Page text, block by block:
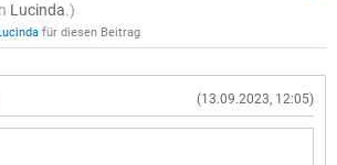
Lucinda.)
für diesen Beitrag
(13.09.2023, 12:05)